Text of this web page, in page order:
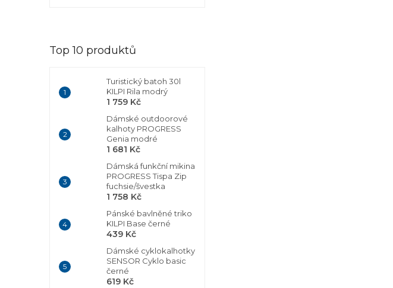
Top 10 produktů
Turistický batoh 30l
KILPI Rila modrý
1 759 Kč
Dámské outdoorové
kalhoty PROGRESS
Genia modré
1 681 Kč
Dámská funkční mikina
PROGRESS Tispa Zip
fuchsie/švestka
1 758 Kč
Pánské bavlněné triko
KILPI Base černé
439 Kč
Dámské cyklokalhotky
SENSOR Cyklo basic
černé
619 Kč